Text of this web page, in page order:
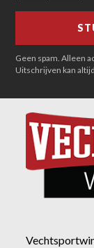
Geen spam. Alleen
Uitschrijven kan altijd.